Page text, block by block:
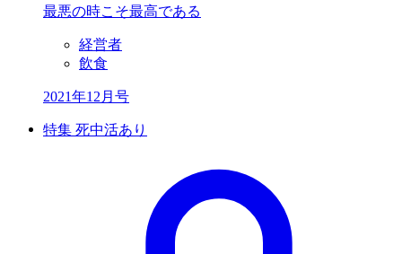
最悪の時こそ最高である
経営者
飲食
2021年12月号
特集 死中活あり